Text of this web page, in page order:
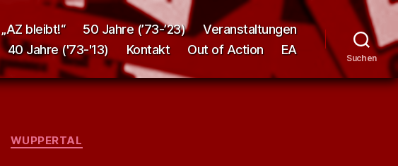
bleibt!“ 50 Jahre (’73-’23)
Veranstaltungen
40 Jahre ('73-'13)
Kontakt Out of Action EA
Suchen
WUPPERTAL